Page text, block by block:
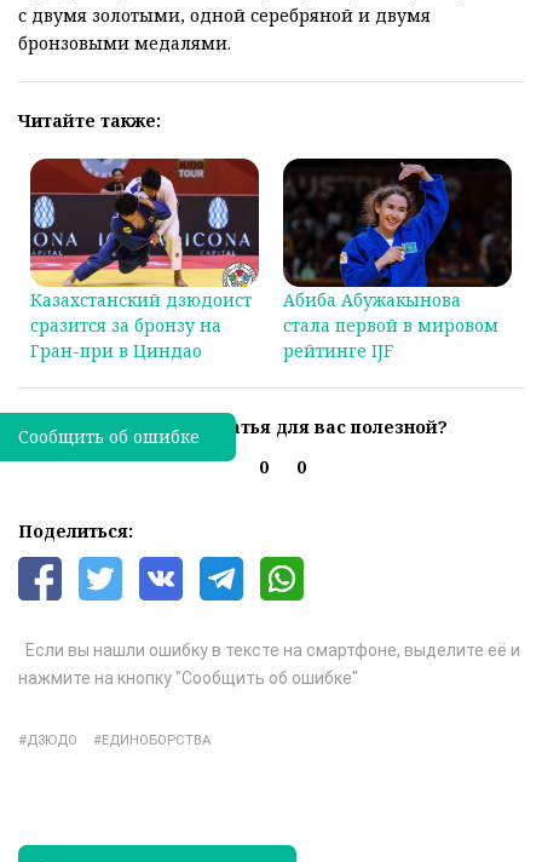
с двумя золотыми, одной серебряной и двумя
бронзовыми медалями.
Читайте также:
Казахстанский дзюдоист
сразится за бронзу на
Гран-при в Циндао
Абиба Абужакынова
стала первой в мировом
рейтинге IJF
Была ли эта статья для вас полезной?
0
0
Поделиться:
Если вы нашли ошибку в тексте на смартфоне, выделите её и
нажмите на кнопку "Сообщить об ошибке"
ДЗЮДО ЕДИНОБОРСТВА
Сообщить об ошибке